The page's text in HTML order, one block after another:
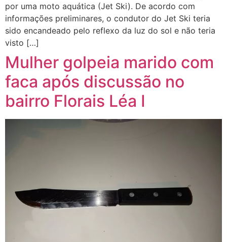
por uma moto aquática (Jet Ski). De acordo com
informações preliminares, o condutor do Jet Ski teria
sido encandeado pelo reflexo da luz do sol e não teria
visto […]
Mulher golpeia marido com
faca após discussão no
bairro Florais Léa I